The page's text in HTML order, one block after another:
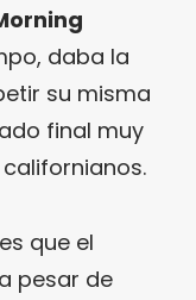
daba la
su misma
final muy
que el
pesar de